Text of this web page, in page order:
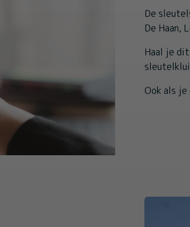
De
De Haan,
Haal je
Ook als